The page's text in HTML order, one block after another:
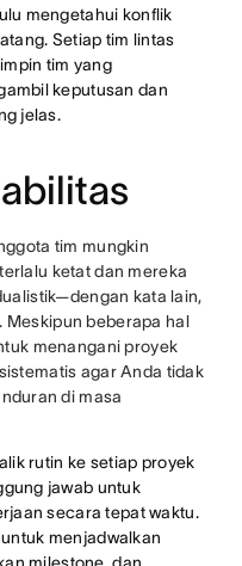
mengetahui konflik
Setiap tim lintas
tim yang
keputusan dan
jelas.
tim mungkin
ketat dan mereka
kata lain,
Meskipun beberapa hal
menangani proyek
agar Anda tidak
di masa
rutin ke setiap proyek
jawab untuk
secara tepat waktu.
untuk menjadwalkan